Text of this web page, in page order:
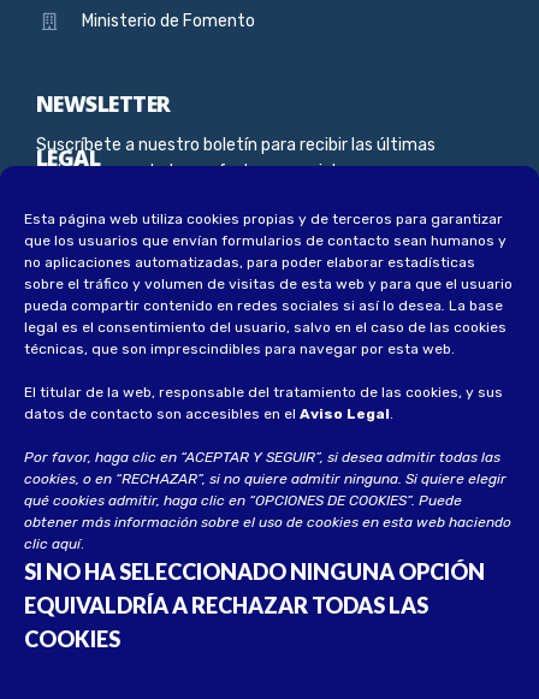
Esta página web utiliza cookies propias y de terceros para garantizar
que los usuarios que envían formularios de contacto sean humanos y
no aplicaciones automatizadas, para poder elaborar estadísticas
sobre el tráfico y volumen de visitas de esta web y para que el usuario
pueda compartir contenido en redes sociales si así lo desea. La base
legal es el consentimiento del usuario, salvo en el caso de las cookies
técnicas, que son imprescindibles para navegar por esta web.
El titular de la web, responsable del tratamiento de las cookies, y sus
datos de contacto son accesibles en el Aviso Legal.
Por favor, haga clic en “ACEPTAR Y SEGUIR”, si desea admitir todas las
cookies, o en “RECHAZAR”, si no quiere admitir ninguna. Si quiere elegir
qué cookies admitir, haga clic en “OPCIONES DE COOKIES”. Puede
obtener más información sobre el uso de cookies en esta web haciendo
clic aquí.
SI NO HA SELECCIONADO NINGUNA OPCIÓN
EQUIVALDRÍA A RECHAZAR TODAS LAS
COOKIES
Ministerio de Fomento
NEWSLETTER
Suscríbete a nuestro boletín para recibir las últimas
noticias, novedades y ofertas especiales
LEGAL
Aviso Legal
Política de privacidad
Política de privacidad socios
Política de cookies